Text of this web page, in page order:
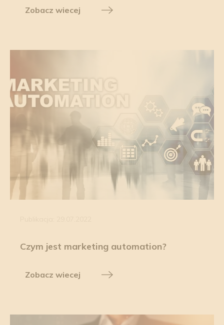
Zobacz wiecej
Czym jest marketing automation?
Zobacz wiecej